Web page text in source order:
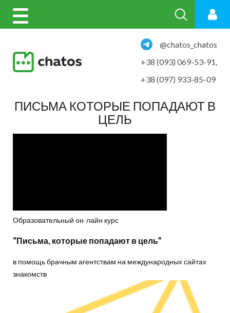
@chatos_chatos
+38 (093) 069-53-91,
+38 (097) 933-85-09
ПИСЬМА КОТОРЫЕ ПОПАДАЮТ В
ЦЕЛЬ
Образовательный он-лайн курс
“Письма, которые попадают в цель”
в помощь брачным агентствам на международных сайтах
знакомств